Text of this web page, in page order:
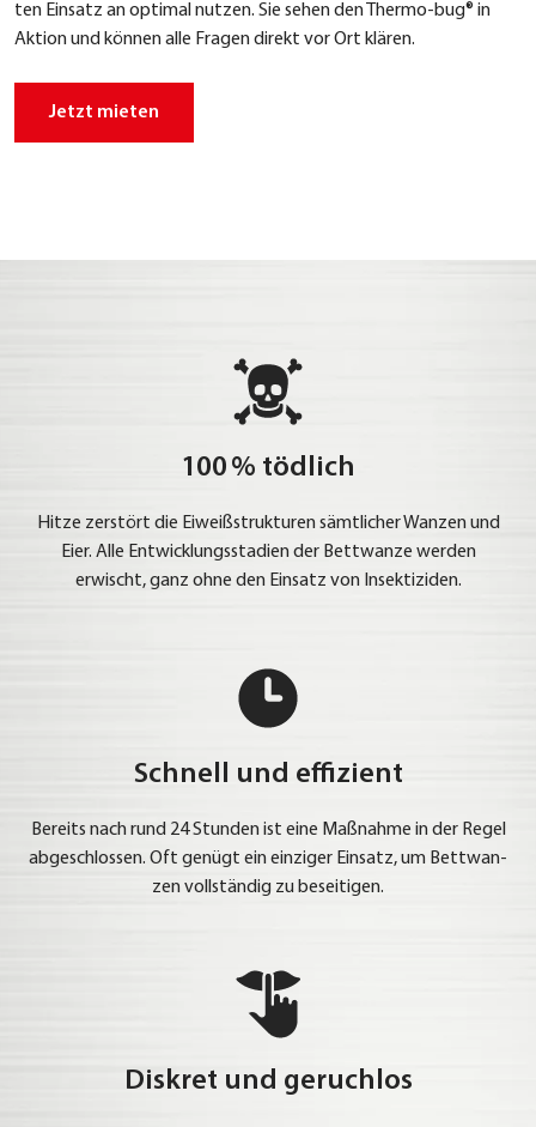
ten Ein­satz an opti­mal nut­zen. Sie sehen den Ther­mo-bug® in
Akti­on und kön­nen alle Fra­gen direkt vor Ort klä­ren.
Jetzt mie­ten
100 % tödlich
Hit­ze zer­stört die Eiweiß­struk­tu­ren sämt­li­cher Wan­zen und
Eier. Alle Ent­wick­lungs­sta­di­en der Bett­wan­ze wer­den
erwischt, ganz ohne den Ein­satz von Insek­ti­zi­den.
Schnell und effizient
Bereits nach rund 24 Stun­den ist eine Maß­nah­me in der Regel
abge­schlos­sen. Oft genügt ein ein­zi­ger Ein­satz, um Bett­wan­
zen voll­stän­dig zu besei­ti­gen.
Diskret und geruchlos